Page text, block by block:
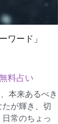
ワード」
料占い